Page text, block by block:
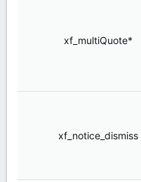
xf_multiQuote*
xf_notice_dismiss